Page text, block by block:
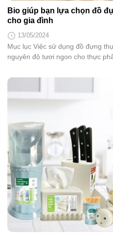
Bio giúp bạn lựa chọn đồ
cho gia đình
13/05/2024
Mục lục Việc sử dụng đồ đựng
nguyên độ tươi ngon cho thực
ra sao? Bài viết dưới đây sẽ giúp